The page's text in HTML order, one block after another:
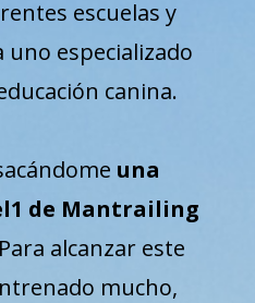
escuelas y
uno especializado
canina.
una
de Mantrailing
alcanzar este
mucho,